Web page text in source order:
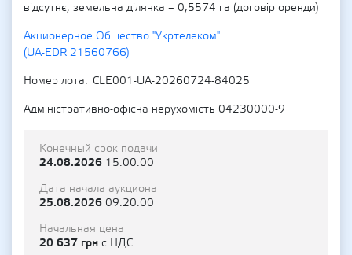
відсутнє; земельна ділянка – 0,5574 га (договір оренди)
Акционерное Общество "Укртелеком"
(UA-EDR 21560766)
Номер лота
CLE001-UA-20260724-84025
Адміністративно-офісна нерухомість 04230000-9
Конечный срок подачи
24.08.2026 15:00:00
Дата начала аукциона
25.08.2026 09:20:00
Начальная цена
20 637 грн с НДС